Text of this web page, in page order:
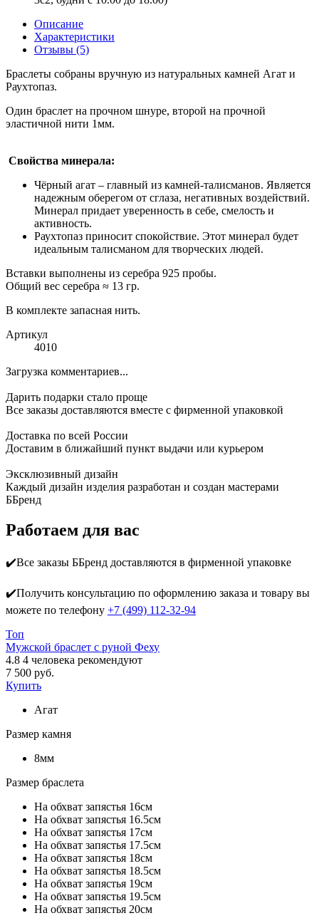
Описание
Характеристики
Отзывы (5)
Браслеты собраны вручную из натуральных камней Агат и
Раухтопаз.
Один браслет на прочном шнуре, второй на прочной
эластичной нити 1мм.
Свойства минерала:
Чёрный агат – главный из камней-талисманов. Является
надежным оберегом от сглаза, негативных воздействий.
Минерал придает уверенность в себе, смелость и
активность.
Раухтопаз приносит спокойствие. Этот минерал будет
идеальным талисманом для творческих людей.
Вставки выполнены из серебра 925 пробы.
Общий вес серебра ≈ 13 гр.
В комплекте запасная нить.
Артикул
4010
Загрузка комментариев...
Дарить подарки стало проще
Все заказы доставляются вместе c фирменной упаковкой
Доставка по всей России
Доставим в ближайший пункт выдачи или курьером
Эксклюзивный дизайн
Каждый дизайн изделия разработан и создан мастерами
ББренд
Работаем для вас
✔️Все заказы ББренд доставляются в фирменной упаковке
✔️Получить консультацию по оформлению заказа и товару вы
можете по телефону +7 (499) 112-32-94
Топ
Мужской браслет с руной Феху
4.8 4 человека рекомендуют
7 500 руб.
Купить
Агат
Размер камня
8мм
Размер браслета
На обхват запястья 16см
На обхват запястья 16.5см
На обхват запястья 17см
На обхват запястья 17.5см
На обхват запястья 18см
На обхват запястья 18.5см
На обхват запястья 19см
На обхват запястья 19.5см
На обхват запястья 20см